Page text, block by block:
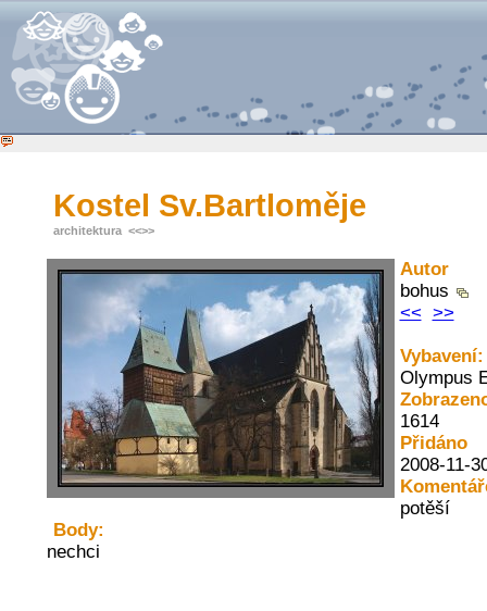
Kostel Sv.Bartloměje
architektura <<>>
Autor
bohus
<< >>
Vybavení:
Olympus
1614
Přidáno
2008-11-
potěší
Body:
nechci